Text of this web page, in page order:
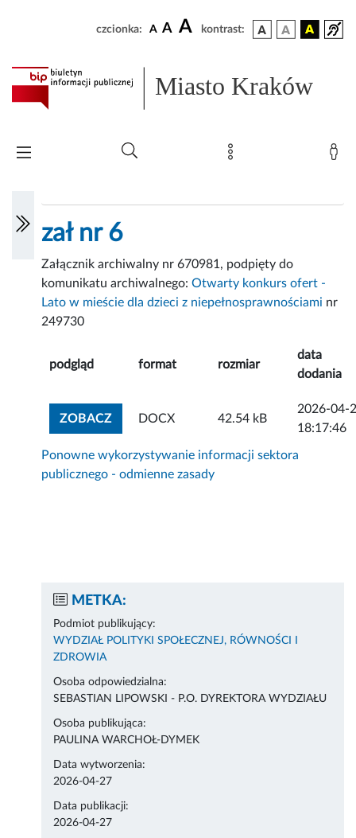
czcionka: A A A kontrast:
Miasto Kraków
zał nr 6
Załącznik archiwalny nr 670981, podpięty do
komunikatu archiwalnego:Otwarty konkurs ofert -
Lato w mieście dla dzieci z niepełnosprawnościami nr
249730
podgląd format rozmiar
data
dodania
ZOBACZZOBACZ ZAŁĄCZNIK
DOCX 42.54 kB
2026-04-
18:17:46
Ponowne wykorzystywanie informacji sektora
publicznego - odmienne zasady
METKA:
Podmiot publikujący:
WYDZIAŁ POLITYKI SPOŁECZNEJ, RÓWNOŚCI I
ZDROWIA
Osoba odpowiedzialna:
SEBASTIAN LIPOWSKI - P.O. DYREKTORA WYDZIAŁU
Osoba publikująca:
PAULINA WARCHOŁ-DYMEK
Data wytworzenia:
2026-04-27
Data publikacji:
2026-04-27